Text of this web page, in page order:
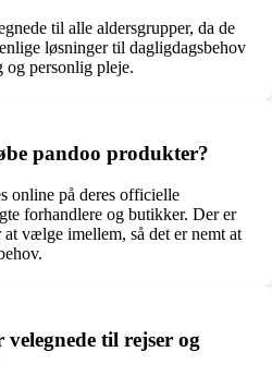
til alle aldersgrupper, da de
løsninger til dagligdagsbehov
og personlig pleje.
pandoo produkter?
online på deres officielle
forhandlere og butikker. Der er
vælge imellem, så det er nemt at
til rejser og